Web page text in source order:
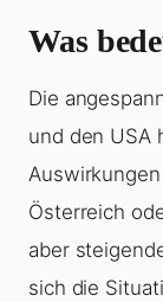
Was
Die
und den USA
Österreich
aber
sich die